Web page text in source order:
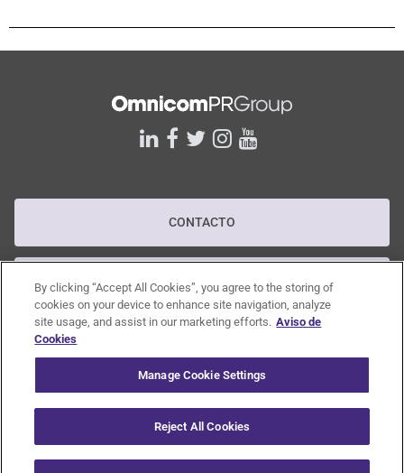
linkedin
facebook
twitterinstagram
youtube
CONTACTO
POLÍTICA DE PRIVACIDAD
By clicking “Accept All Cookies”, you agree to the storing of
cookies on your device to enhance site navigation, analyze
site usage, and assist in our marketing efforts. Aviso de
Cookies
Manage Cookie Settings
Reject All Cookies